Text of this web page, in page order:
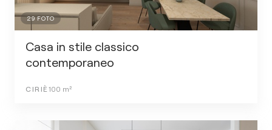
29FOTO
Casa in stile classico
contemporaneo
CIRIÈ 100 m²